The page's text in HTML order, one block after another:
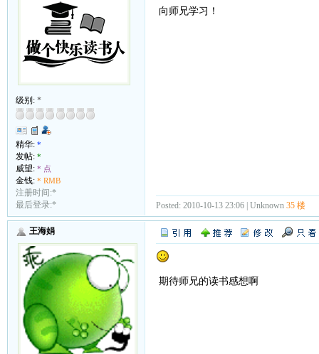
级别: *
精华: *
发帖: *
威望: * 点
金钱: * RMB
注册时间:*
最后登录:*
向师兄学习！
Posted: 2010-10-13 23:06 | Unknown 35 楼
王海娟
期待师兄的读书感想啊